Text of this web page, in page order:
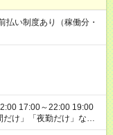
い制度あり（稼働分・
17:00～22:00 19:00